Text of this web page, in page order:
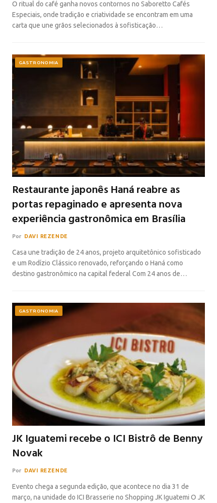
O ritual do café ganha novos contornos no Saboretto Cafés
Especiais, onde tradição e criatividade se encontram em uma
carta que une grãos selecionados à sofisticação…
GASTRONOMIA
Restaurante japonês Haná reabre as
portas repaginado e apresenta nova
experiência gastronômica em Brasília
Por DAVI REZENDE
Casa une tradição de 24 anos, projeto arquitetônico sofisticado
e um Rodízio Clássico renovado, reforçando o Haná como
destino gastronômico na capital federal Com 24 anos de…
GASTRONOMIA
JK Iguatemi recebe o ICI Bistrô de Benny
Novak
Por DAVI REZENDE
Evento chega a segunda edição, que acontece no dia 31 de
março, na unidade do ICI Brasserie no Shopping JK Iguatemi O JK